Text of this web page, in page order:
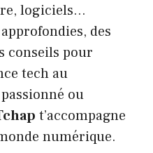
logiciels…
des
conseils pour
tech au
ou
t’accompagne
numérique.